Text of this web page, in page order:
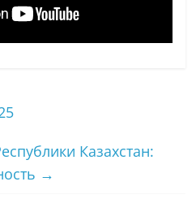
Казахстан:
→